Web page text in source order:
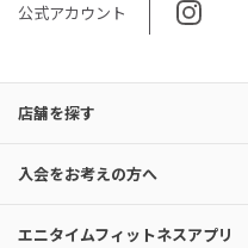
公式アカウント
店舗を探す
入会をお考えの方へ
エニタイムフィットネスアプリ